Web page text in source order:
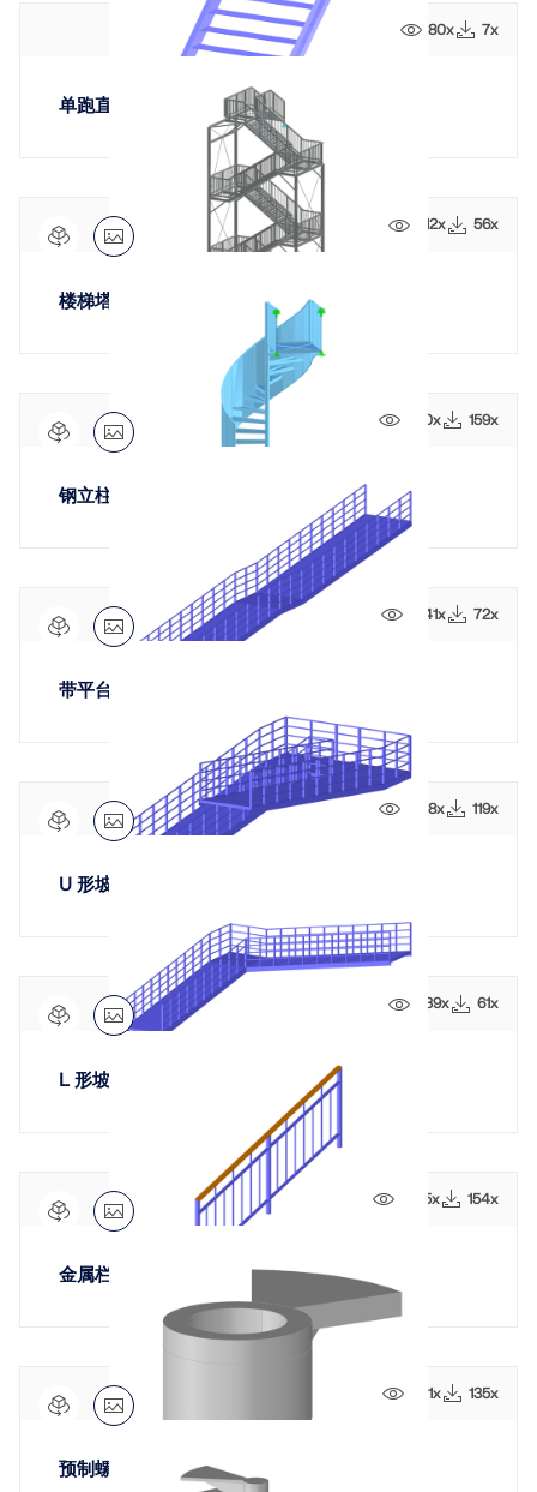
Dlubal API
Dlubal 的新 API 服务 (gRPC) 为您提供了一个基于
整个 Dlubal 产品系列。
RSTAB 9
经典的杆件结构分析软件
更多信息
附加分析
RSECTION 1
用户自定义截面计算
更多信息
数值风洞 CFD 软件
更多信息
Dlubal 应用程序编程接口
您通往参数化建模和自动化的大门
索引
示例
快速找到答案
找到有关Dlubal软件的常见问题的快速答案。搜索或筛
探索旨在提升您的工程工作流程的尖端工具和增强功
免费下载模型
随时获得专家帮助。享受免费的 AI 协助、电子邮件支
持、在线研讨会，以及针对服务合同专业用户的高级服
务。
获取支持
RFEM 6 初学者入门
模和计算。通过附加组件进行自定义，以获得更多可能
性。
面向学生的免费结构分析软件
全球已有数千名学生受益于Dlubal软件。在整个学习过
程中，享受免费访问、培训和专家支持。
免费获取许可证书
合作共赢
了解世界各地的顶尖工程师如何信任我们的解决方案，
查看客户项目
认识专家
我们的专职工程师随时随地为您提供建模、设计和技术
挑战方面的帮助。
为什么选择 Dlubal？
与我们一起构建您的未来
揭示我们的团队如何塑造工程的未来。体验创新、成长
和激动人心的挑战。
您的职业机会
寻找理想工作
加入工程软件的全球领导者，将您的职业生涯提升到新
查看职位空缺
登录到您的帐户
注册成为 Dlubal 软件公司外部网用户，畅享软件资
源，独享个性化数据。
创建账户
中文(简体)
80x 7x
单跑直楼梯带荷载
312x 56x
楼梯塔
660x 159x
钢立柱螺旋楼梯及全封闭扶手
1041x 72x
带平台的坡道
1358x 119x
U 形坡道（带平台）
839x 61x
L 形坡道（带平台）
1095x 154x
金属栏杆
1911x 135x
预制螺旋楼梯